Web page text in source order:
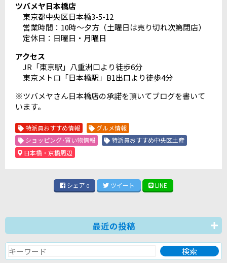
ツバメヤ日本橋店
東京都中央区日本橋3-5-12
営業時間：10時～夕方（土曜日は売り切れ次第閉店）
定休日：日曜日・月曜日
アクセス
JR「東京駅」八重洲口より徒歩6分
東京メトロ「日本橋駅」B1出口より徒歩4分
※ツバメヤさん日本橋店の承諾を頂いてブログを書いて
います。
特派員おすすめ情報
グルメ情報
ショッピング･買い物情報
特派員おすすめ中央区土産
日本橋・京橋周辺
シェア 0 ツイート LINE
最近の投稿